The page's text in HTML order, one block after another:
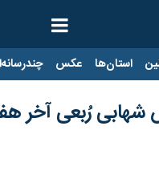
استان‌ها عکس چندرسانه‌ای
رُبعی آخر